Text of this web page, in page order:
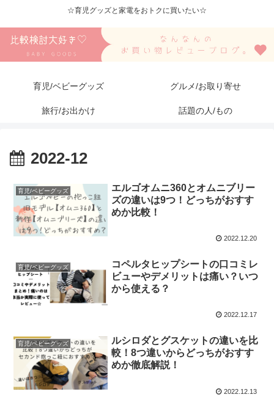
☆育児グッズと家電をおトクに買いたい☆
育児/ベビーグッズ グルメ/お取り寄せ
旅行/お出かけ 話題の人/もの
2022-12
育児/ベビーグッズ
エルゴオムニ360とオムニブリー
ズの違いは9つ！どっちがおすす
めか比較！
2022.12.20
育児/ベビーグッズ
コペルタヒップシートの口コミレ
ビューやデメリットは痛い？いつ
から使える？
2022.12.17
育児/ベビーグッズ
ルシロダとグスケットの違いを比
較！8つ違いからどっちがおすす
めか徹底解説！
2022.12.13